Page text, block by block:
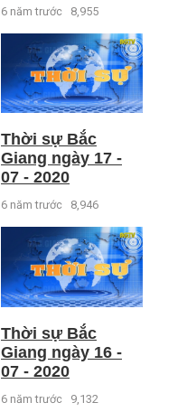
6 năm trước 8,955
Thời sự Bắc
Giang ngày 17 -
07 - 2020
6 năm trước 8,946
Thời sự Bắc
Giang ngày 16 -
07 - 2020
6 năm trước 9,132